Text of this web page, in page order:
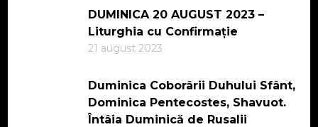
DUMINICA 20 AUGUST 2023 –
Liturghia cu Confirmație
21 august 2023
Duminica Coborârii Duhului Sfânt,
Dominica Pentecostes, Shavuot.
Întâia Duminică de Rusalii